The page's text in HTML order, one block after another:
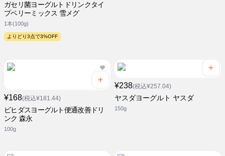
ガセリ菌ヨーグルトドリンクタイ
プベリーミックス 雪メグ
1本(100g)
よりどり3点で3%OFF
¥168(税込¥181.44)
ビヒダスヨーグルト便通改善ドリ
ンク 森永
100g
¥238(税込¥257.04)
ヤスダヨーグルト ヤスダ
150g